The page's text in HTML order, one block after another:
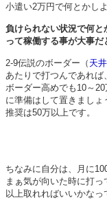
小遣い2万円で何とかし
負けられない状況で何
って稼働する事が大事だ
2-9伝説のボーダー（ 天
あたりで打つんであれば
ボーダー高めでも10～
に準備はして置きましょ
推奨は50万以上です。
ちなみに自分は、月に
まぁ気が向いた時に打
以上取れればいいかなっ